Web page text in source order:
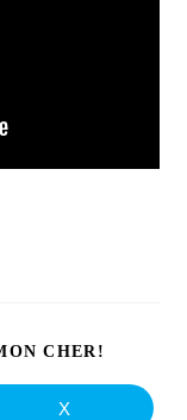
CHER!
X